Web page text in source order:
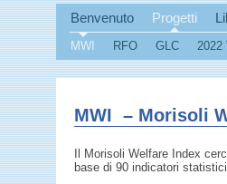
Benvenuto Progetti
MWI RFO GLC 2022
MWI – Morisoli
Il Morisoli Welfare Index
base di 90 indicatori